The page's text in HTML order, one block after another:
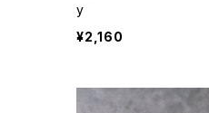
y
¥2,160